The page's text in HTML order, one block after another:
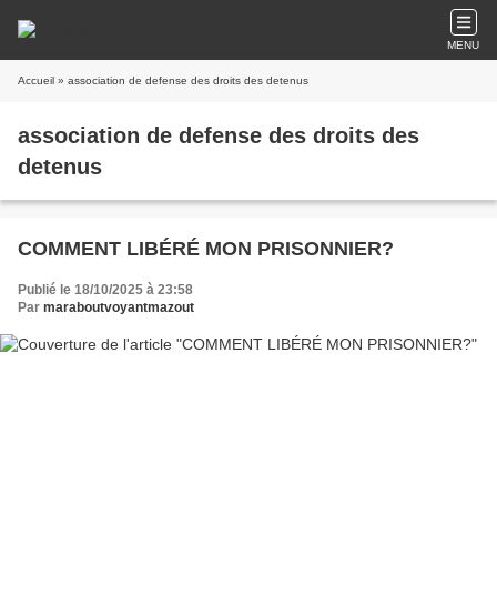
MENU
Accueil » association de defense des droits des detenus
association de defense des droits des
detenus
COMMENT LIBÉRÉ MON PRISONNIER?
Publié le 18/10/2025 à 23:58
Par maraboutvoyantmazout